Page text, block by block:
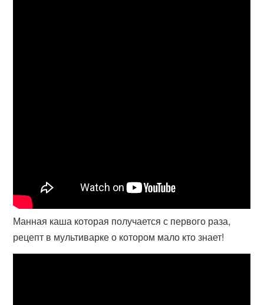
Манная каша которая получается с первого раза,
рецепт в мультиварке о котором мало кто знает!